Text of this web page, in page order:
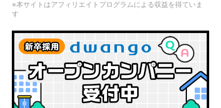
※本サイトはアフィリエイトプログラムによる収益を得ていま
す